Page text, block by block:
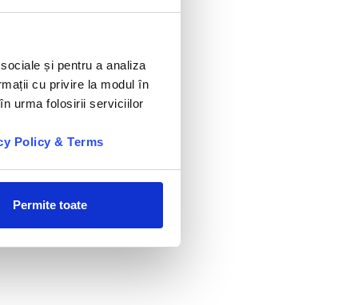
și pentru a analiza
cu privire la modul în
urma folosirii serviciilor
Policy & Terms
Permite toate